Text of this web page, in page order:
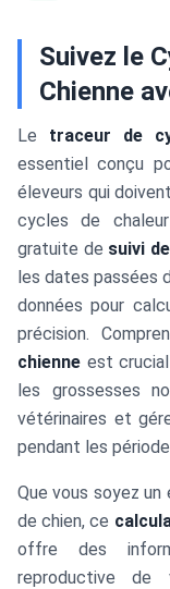
Suivez le
Chienne
Le traceur de
essentiel conçu
éleveurs qui
cycles de
gratuite de suivi
les dates passées
données pour
précision.
chienne est
les grossesses
vétérinaires et
pendant les
Que vous soyez
de chien, ce
offre des
reproductive de